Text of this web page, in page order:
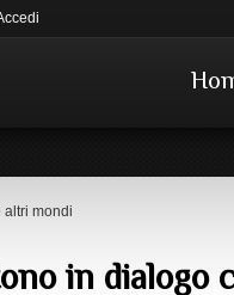
altri mondi
in dialogo